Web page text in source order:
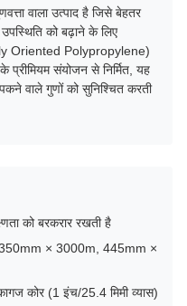
वाला उत्पाद है जिसे बेहतर
को बढ़ाने के लिए
Oriented Polypropylene)
संयोजन से निर्मित, यह
वाले गुणों को सुनिश्चित करती
को बरकरार रखती है
× 3000m, 445mm ×
कोर (1 इंच/25.4 मिमी व्यास)